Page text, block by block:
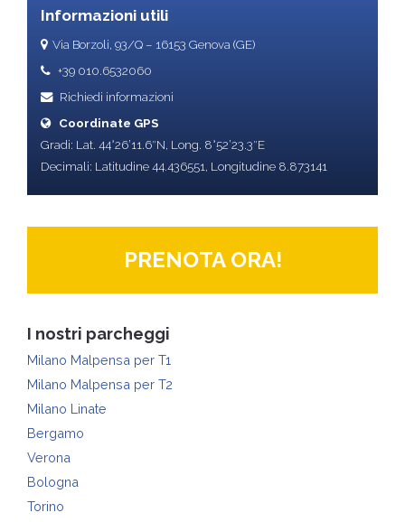
Informazioni utili
Via Borzoli, 93/Q – 16153 Genova (GE)
+39 010.6532060
Richiedi informazioni
Coordinate GPS
Gradi: Lat. 44°26’11.6″N, Long. 8°52’23.3″E
Decimali: Latitudine 44.436551, Longitudine 8.873141
PRENOTA ORA!
I nostri parcheggi
Milano Malpensa per T1
Milano Malpensa per T2
Milano Linate
Bergamo
Verona
Bologna
Torino